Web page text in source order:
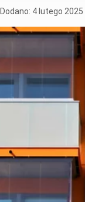
Dodano: 4 lutego 2025